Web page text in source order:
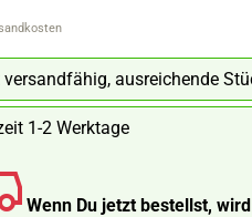
ausreichende
1-2 Werktage
Wenn Du jetzt bestellst,